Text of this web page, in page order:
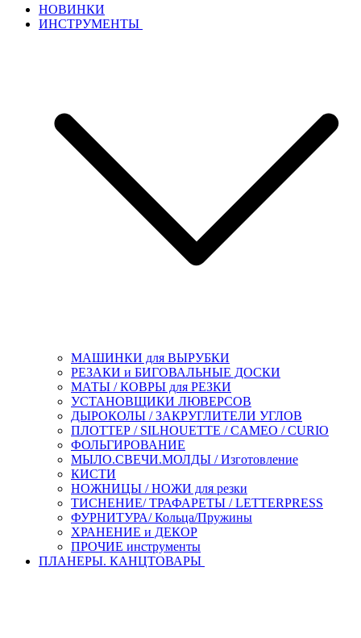
НОВИНКИ
ИНСТРУМЕНТЫ
МАШИНКИ для ВЫРУБКИ
РЕЗАКИ и БИГОВАЛЬНЫЕ ДОСКИ
МАТЫ / КОВРЫ для РЕЗКИ
УСТАНОВЩИКИ ЛЮВЕРСОВ
ДЫРОКОЛЫ / ЗАКРУГЛИТЕЛИ УГЛОВ
ПЛОТТЕР / SILHOUETTE / CAMEO / CURIO
ФОЛЬГИРОВАНИЕ
МЫЛО.СВЕЧИ.МОЛДЫ / Изготовление
КИСТИ
НОЖНИЦЫ / НОЖИ для резки
ТИСНЕНИЕ/ ТРАФАРЕТЫ / LETTERPRESS
ФУРНИТУРА/ Кольца/Пружины
ХРАНЕНИЕ и ДЕКОР
ПРОЧИЕ инструменты
ПЛАНЕРЫ. КАНЦТОВАРЫ